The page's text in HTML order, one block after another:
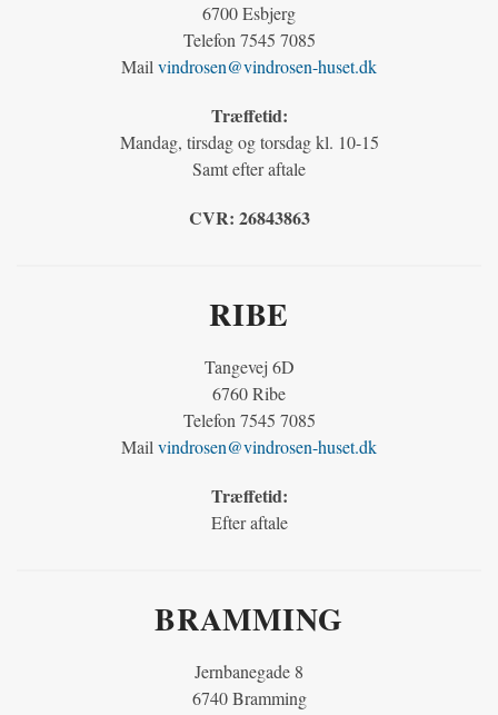
6700 Esbjerg
Telefon 7545 7085
Mail vindrosen@vindrosen-huset.dk
Træffetid:
Mandag, tirsdag og torsdag kl. 10-15
Samt efter aftale
CVR: 26843863
RIBE
Tangevej 6D
6760 Ribe
Telefon 7545 7085
Mail vindrosen@vindrosen-huset.dk
Træffetid:
Efter aftale
BRAMMING
Jernbanegade 8
6740 Bramming